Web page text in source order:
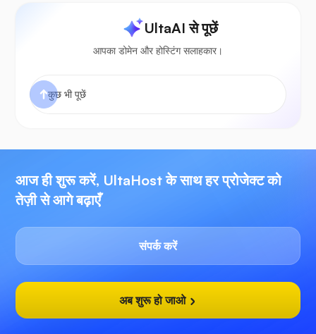
UltaAI से पूछें
आपका डोमेन और होस्टिंग सलाहकार।
आज ही शुरू करें, UltaHost के साथ हर प्रोजेक्ट को
तेज़ी से आगे बढ़ाएँ
संपर्क करें
अब शुरू हो जाओ